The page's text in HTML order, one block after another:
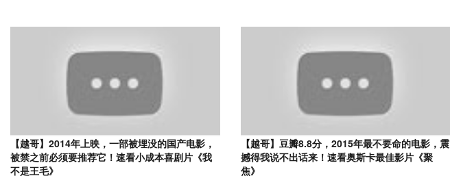
【越哥】2014年上映，一部被埋没的国产电影，
被禁之前必须要推荐它！速看小成本喜剧片《我
不是王毛》
【越哥】豆瓣8.8分，2015年最不要命的电影，震
撼得我说不出话来！速看奥斯卡最佳影片《聚
焦》